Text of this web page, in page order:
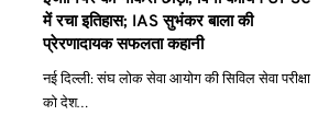
में रचा इतिहास; IAS सुभंकर बाला की
प्रेरणादायक सफलता कहानी
नई दिल्ली: संघ लोक सेवा आयोग की सिविल सेवा परीक्षा
को देश…